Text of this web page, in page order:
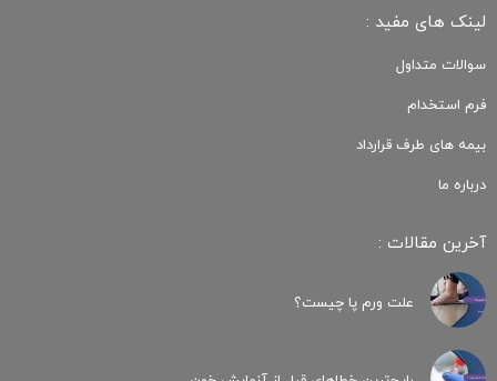
لینک های مفید :
سوالات متداول
فرم استخدام
بیمه های طرف قرارداد
درباره ما
آخرین مقالات :
علت ورم پا چیست؟